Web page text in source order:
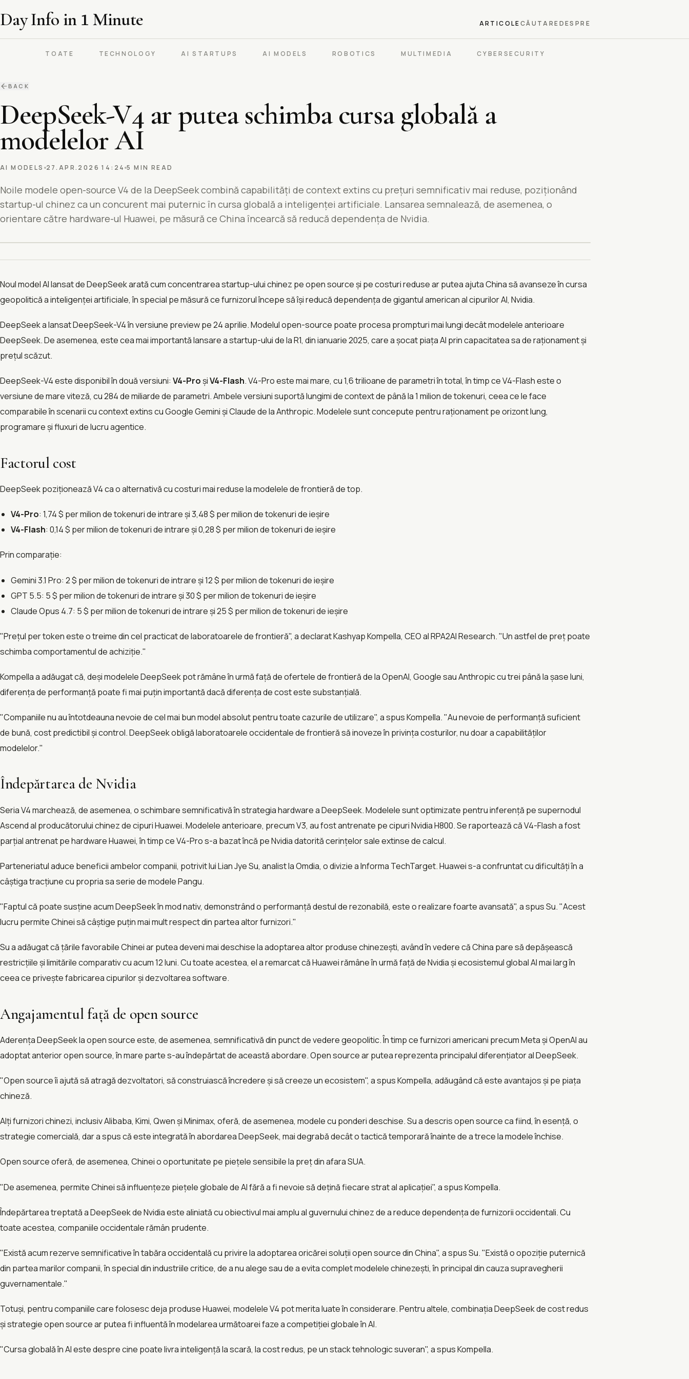
Day Info in 1 Minute ARTICOLECĂUTAREDESPRE
TOATE TECHNOLOGY AI STARTUPS AI MODELS ROBOTICS MULTIMEDIA CYBERSECURITY
BACK
DeepSeek-V4 ar putea schimba cursa globală a
modelelor AI
AI MODELS 27.APR.2026 14:24 5 MIN READ
Noile modele open-source V4 de la DeepSeek combină capabilități de context extins cu prețuri semnificativ mai reduse, poziționând
startup-ul chinez ca un concurent mai puternic în cursa globală a inteligenței artificiale. Lansarea semnalează, de asemenea, o
orientare către hardware-ul Huawei, pe măsură ce China încearcă să reducă dependența de Nvidia.
Noul model AI lansat de DeepSeek arată cum concentrarea startup-ului chinez pe open source și pe costuri reduse ar putea ajuta China să avanseze în cursa
geopolitică a inteligenței artificiale, în special pe măsură ce furnizorul începe să își reducă dependența de gigantul american al cipurilor AI, Nvidia.
DeepSeek a lansat DeepSeek-V4 în versiune preview pe 24 aprilie. Modelul open-source poate procesa prompturi mai lungi decât modelele anterioare
DeepSeek. De asemenea, este cea mai importantă lansare a startup-ului de la R1, din ianuarie 2025, care a șocat piața AI prin capacitatea sa de raționament și
prețul scăzut.
DeepSeek-V4 este disponibil în două versiuni: V4-Pro șiV4-Flash. V4-Pro este mai mare, cu 1,6 trilioane de parametri în total, în timp ce V4-Flash este o
versiune de mare viteză, cu 284 de miliarde de parametri. Ambele versiuni suportă lungimi de context de până la 1 milion de tokenuri, ceea ce le face
comparabile în scenarii cu context extins cu Google Gemini și Claude de la Anthropic. Modelele sunt concepute pentru raționament pe orizont lung,
programare și fluxuri de lucru agentice.
Factorul cost
DeepSeek poziționează V4 ca o alternativă cu costuri mai reduse la modelele de frontieră de top.
V4-Pro: 1,74 $ per milion de tokenuri de intrare și 3,48 $ per milion de tokenuri de ieșire
V4-Flash: 0,14 $ per milion de tokenuri de intrare și 0,28 $ per milion de tokenuri de ieșire
Prin comparație:
Gemini 3.1 Pro: 2 $ per milion de tokenuri de intrare și 12 $ per milion de tokenuri de ieșire
GPT 5.5: 5 $ per milion de tokenuri de intrare și 30 $ per milion de tokenuri de ieșire
Claude Opus 4.7: 5 $ per milion de tokenuri de intrare și 25 $ per milion de tokenuri de ieșire
"Prețul per token este o treime din cel practicat de laboratoarele de frontieră", a declarat Kashyap Kompella, CEO al RPA2AI Research. "Un astfel de preț poate
schimba comportamentul de achiziție."
Kompella a adăugat că, deși modelele DeepSeek pot rămâne în urmă față de ofertele de frontieră de la OpenAI, Google sau Anthropic cu trei până la șase luni,
diferența de performanță poate fi mai puțin importantă dacă diferența de cost este substanțială.
"Companiile nu au întotdeauna nevoie de cel mai bun model absolut pentru toate cazurile de utilizare", a spus Kompella. "Au nevoie de performanță suficient
de bună, cost predictibil și control. DeepSeek obligă laboratoarele occidentale de frontieră să inoveze în privința costurilor, nu doar a capabilităților
modelelor."
Îndepărtarea de Nvidia
Seria V4 marchează, de asemenea, o schimbare semnificativă în strategia hardware a DeepSeek. Modelele sunt optimizate pentru inferență pe supernodul
Ascend al producătorului chinez de cipuri Huawei. Modelele anterioare, precum V3, au fost antrenate pe cipuri Nvidia H800. Se raportează că V4-Flash a fost
parțial antrenat pe hardware Huawei, în timp ce V4-Pro s-a bazat încă pe Nvidia datorită cerințelor sale extinse de calcul.
Parteneriatul aduce beneficii ambelor companii, potrivit lui Lian Jye Su, analist la Omdia, o divizie a Informa TechTarget. Huawei s-a confruntat cu dificultăți în a
câștiga tracțiune cu propria sa serie de modele Pangu.
"Faptul că poate susține acum DeepSeek în mod nativ, demonstrând o performanță destul de rezonabilă, este o realizare foarte avansată", a spus Su. "Acest
lucru permite Chinei să câștige puțin mai mult respect din partea altor furnizori."
Su a adăugat că țările favorabile Chinei ar putea deveni mai deschise la adoptarea altor produse chinezești, având în vedere că China pare să depășească
restricțiile și limitările comparativ cu acum 12 luni. Cu toate acestea, el a remarcat că Huawei rămâne în urmă față de Nvidia și ecosistemul global AI mai larg în
ceea ce privește fabricarea cipurilor și dezvoltarea software.
Angajamentul față de open source
Aderența DeepSeek la open source este, de asemenea, semnificativă din punct de vedere geopolitic. În timp ce furnizori americani precum Meta și OpenAI au
adoptat anterior open source, în mare parte s-au îndepărtat de această abordare. Open source ar putea reprezenta principalul diferențiator al DeepSeek.
"Open source îi ajută să atragă dezvoltatori, să construiască încredere și să creeze un ecosistem", a spus Kompella, adăugând că este avantajos și pe piața
chineză.
Alți furnizori chinezi, inclusiv Alibaba, Kimi, Qwen și Minimax, oferă, de asemenea, modele cu ponderi deschise. Su a descris open source ca fiind, în esență, o
strategie comercială, dar a spus că este integrată în abordarea DeepSeek, mai degrabă decât o tactică temporară înainte de a trece la modele închise.
Open source oferă, de asemenea, Chinei o oportunitate pe piețele sensibile la preț din afara SUA.
"De asemenea, permite Chinei să influențeze piețele globale de AI fără a fi nevoie să dețină fiecare strat al aplicației", a spus Kompella.
Îndepărtarea treptată a DeepSeek de Nvidia este aliniată cu obiectivul mai amplu al guvernului chinez de a reduce dependența de furnizorii occidentali. Cu
toate acestea, companiile occidentale rămân prudente.
"Există acum rezerve semnificative în tabăra occidentală cu privire la adoptarea oricărei soluții open source din China", a spus Su. "Există o opoziție puternică
din partea marilor companii, în special din industriile critice, de a nu alege sau de a evita complet modelele chinezești, în principal din cauza supravegherii
guvernamentale."
Totuși, pentru companiile care folosesc deja produse Huawei, modelele V4 pot merita luate în considerare. Pentru altele, combinația DeepSeek de cost redus
și strategie open source ar putea fi influentă în modelarea următoarei faze a competiției globale în AI.
"Cursa globală în AI este despre cine poate livra inteligență la scară, la cost redus, pe un stack tehnologic suveran", a spus Kompella.